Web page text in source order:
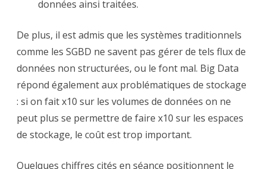
données ainsi traitées.
De plus, il est admis que les systèmes traditionnels
comme les SGBD ne savent pas gérer de tels flux de
données non structurées, ou le font mal. Big Data
répond également aux problématiques de stockage
: si on fait x10 sur les volumes de données on ne
peut plus se permettre de faire x10 sur les espaces
de stockage, le coût est trop important.
Quelques chiffres cités en séance positionnent le